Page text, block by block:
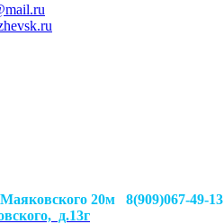
20м 8(909)067-49-13
д.13г